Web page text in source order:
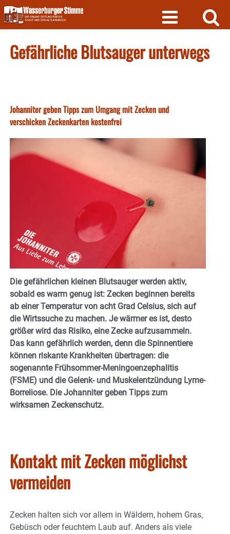
Skip
to
content
Gefährliche Blutsauger unterwegs
Johanniter geben Tipps zum Umgang mit Zecken und
verschicken Zeckenkarten kostenfrei
Die gefährlichen kleinen Blutsauger werden aktiv,
sobald es warm genug ist: Zecken beginnen bereits
ab einer Temperatur von acht Grad Celsius, sich auf
die Wirtssuche zu machen. Je wärmer es ist, desto
größer wird das Risiko, eine Zecke aufzusammeln.
Das kann gefährlich werden, denn die Spinnentiere
können riskante Krankheiten übertragen: die
sogenannte Frühsommer-Meningoenzephalitis
(FSME) und die Gelenk- und Muskelentzündung Lyme-
Borreliose. Die Johanniter geben Tipps zum
wirksamen Zeckenschutz.
Kontakt mit Zecken möglichst
vermeiden
Zecken halten sich vor allem in Wäldern, hohem Gras,
Gebüsch oder feuchtem Laub auf. Anders als viele